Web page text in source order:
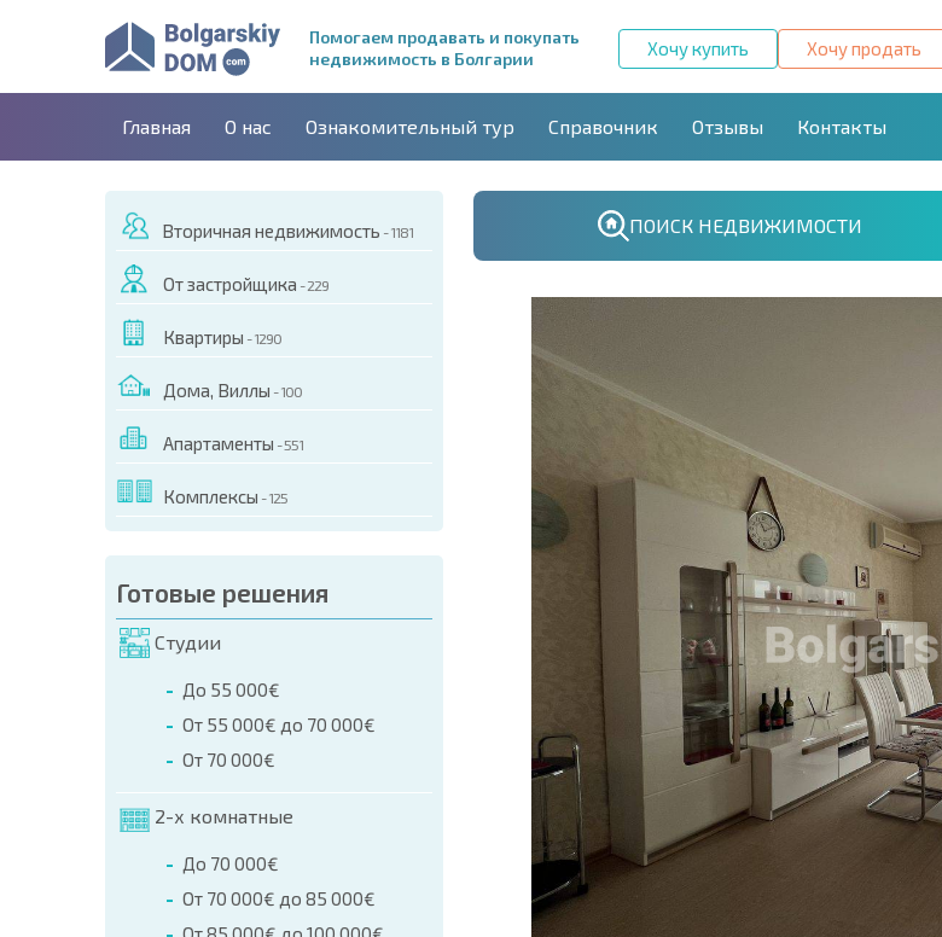
Помогаем продавать и покупать
недвижимость в Болгарии
Хочу купить Хочу продать
Главная О нас Ознакомительный тур Справочник Отзывы Контакты
Вторичная недвижимость - 1181
От застройщика - 229
Квартиры - 1290
Дома, Виллы - 100
Апартаменты - 551
Комплексы - 125
Готовые решения
Студии
До 55 000€
От 55 000€ до 70 000€
От 70 000€
2-х комнатные
До 70 000€
От 70 000€ до 85 000€
ПОИСК НЕДВИЖИМОСТИ
ЭТОГО ОБЪЕКТА
телефонам:
+359 8 9797 99 03